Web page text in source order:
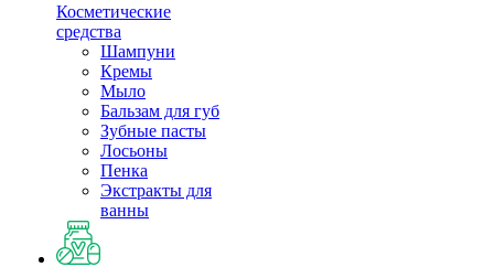
Косметические
средства
Шампуни
Кремы
Мыло
Бальзам для губ
Зубные пасты
Лосьоны
Пенка
Экстракты для
ванны